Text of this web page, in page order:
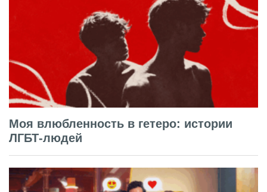
Моя влюбленность в гетеро: истории
ЛГБТ-людей